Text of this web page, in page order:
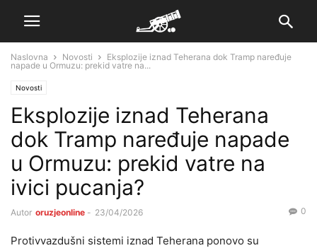
Naslovna Novosti
Eksplozije iznad Teherana dok Tramp naređuje
napade u Ormuzu: prekid vatre na...
Novosti
Eksplozije iznad Teherana
dok Tramp naređuje napade
u Ormuzu: prekid vatre na
ivici pucanja?
Autor oruzjeonline - 23/04/2026 0
Protivvazdušni sistemi iznad Teherana ponovo su